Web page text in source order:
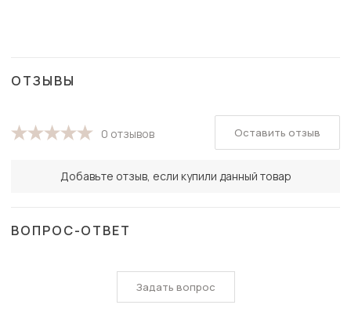
ОТЗЫВЫ
0 отзывов
Добавьте отзыв, если купили данный товар
Оставить отзыв
ВОПРОС-ОТВЕТ
Задать вопрос